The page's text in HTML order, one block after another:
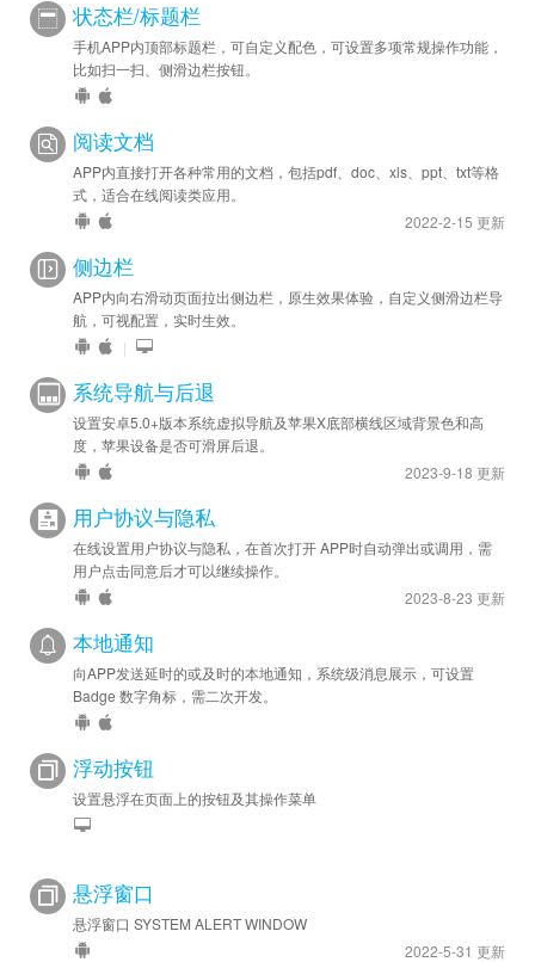
状态栏/标题栏
手机APP内顶部标题栏，可自定义配色，可设置多项常规操作功能，
比如扫一扫、侧滑边栏按钮。
阅读文档
APP内直接打开各种常用的文档，包括pdf、doc、xls、ppt、txt等格
式，适合在线阅读类应用。
2022-2-15 更新
侧边栏
APP内向右滑动页面拉出侧边栏，原生效果体验，自定义侧滑边栏导
航，可视配置，实时生效。
|
系统导航与后退
设置安卓5.0+版本系统虚拟导航及苹果X底部横线区域背景色和高
度，苹果设备是否可滑屏后退。
2023-9-18 更新
用户协议与隐私
在线设置用户协议与隐私，在首次打开 APP时自动弹出或调用，需
用户点击同意后才可以继续操作。
2023-8-23 更新
本地通知
向APP发送延时的或及时的本地通知，系统级消息展示，可设置
Badge 数字角标，需二次开发。
浮动按钮
设置悬浮在页面上的按钮及其操作菜单
悬浮窗口
悬浮窗口 SYSTEM ALERT WINDOW
2022-5-31 更新